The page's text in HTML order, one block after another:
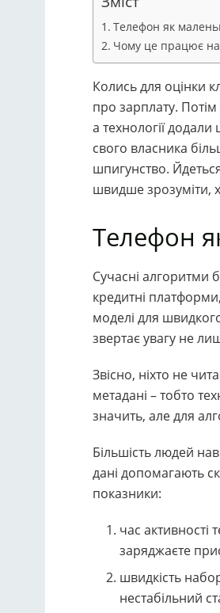
Телефон як
Чому це працює на
Колись для оцінки
про зарплату. Потім
а технології
свого власника
шпигунство.
швидше зрозуміти,
Телефон
Сучасні алгоритми
кредитні
моделі для
звертає увагу не
Звісно, ніхто не
метадані – тобто
значить, але для
Більшість людей
дані допомагають
показники:
час активності
заряджаєте
швидкість
нестабільний